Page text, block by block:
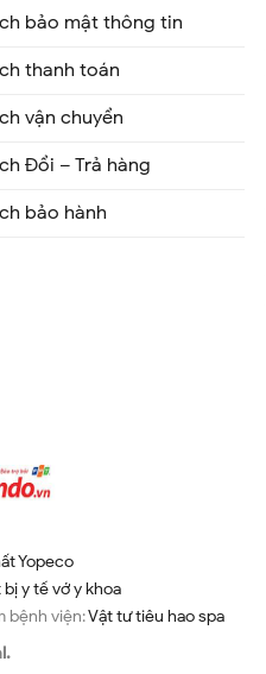
bảo mật thông tin
thanh toán
vận chuyển
Đổi – Trả hàng
bảo hành
Yopeco
y tế vớ y khoa
bệnh viện:Vật tư tiêu hao spa